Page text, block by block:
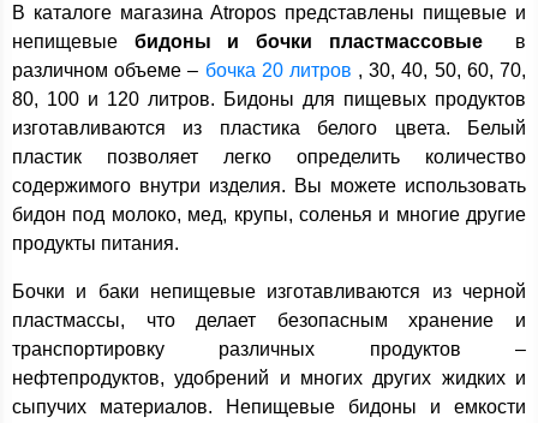
В каталоге магазина Atropos представлены пищевые и
непищевые бидоны и бочки пластмассовыев
различном объеме – бочка 20 литров , 30, 40, 50, 60, 70,
80, 100 и 120 литров. Бидоны для пищевых продуктов
изготавливаются из пластика белого цвета. Белый
пластик позволяет легко определить количество
содержимого внутри изделия. Вы можете использовать
бидон под молоко, мед, крупы, соленья и многие другие
продукты питания.
Бочки и баки непищевые изготавливаются из черной
пластмассы, что делает безопасным хранение и
транспортировку различных продуктов –
нефтепродуктов, удобрений и многих других жидких и
сыпучих материалов. Непищевые бидоны и емкости